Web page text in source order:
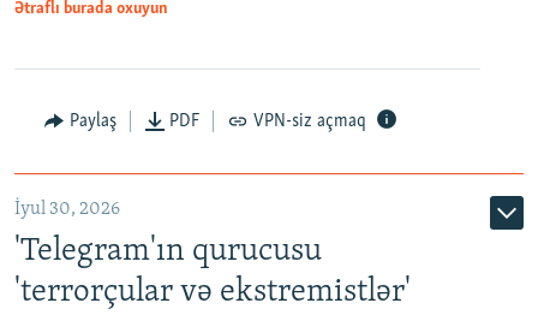
Ətraflı burada oxuyun
Paylaş PDF VPN-siz açmaq
İyul 30, 2026
'Telegram'ın qurucusu
'terrorçular və ekstremistlər'